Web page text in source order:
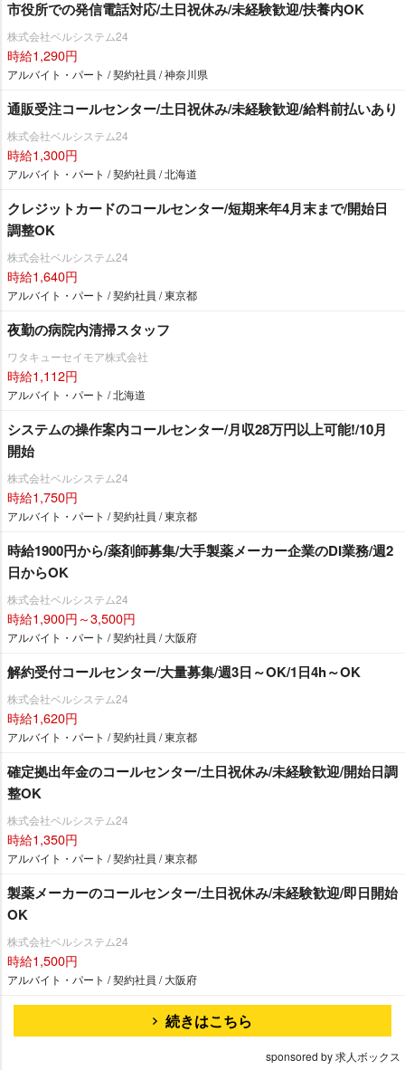
市役所での発信電話対応/土日祝休み/未経験歓迎/扶養内OK
株式会社ベルシステム24
時給1,290円
アルバイト・パート / 契約社員 / 神奈川県
通販受注コールセンター/土日祝休み/未経験歓迎/給料前払いあり
株式会社ベルシステム24
時給1,300円
アルバイト・パート / 契約社員 / 北海道
クレジットカードのコールセンター/短期来年4月末まで/開始日
調整OK
株式会社ベルシステム24
時給1,640円
アルバイト・パート / 契約社員 / 東京都
夜勤の病院内清掃スタッフ
ワタキューセイモア株式会社
時給1,112円
アルバイト・パート / 北海道
システムの操作案内コールセンター/月収28万円以上可能!/10月
開始
株式会社ベルシステム24
時給1,750円
アルバイト・パート / 契約社員 / 東京都
時給1900円から/薬剤師募集/大手製薬メーカー企業のDI業務/週2
日からOK
株式会社ベルシステム24
時給1,900円～3,500円
アルバイト・パート / 契約社員 / 大阪府
解約受付コールセンター/大量募集/週3日～OK/1日4h～OK
株式会社ベルシステム24
時給1,620円
アルバイト・パート / 契約社員 / 東京都
確定拠出年金のコールセンター/土日祝休み/未経験歓迎/開始日調
整OK
株式会社ベルシステム24
時給1,350円
アルバイト・パート / 契約社員 / 東京都
製薬メーカーのコールセンター/土日祝休み/未経験歓迎/即日開始
OK
株式会社ベルシステム24
時給1,500円
アルバイト・パート / 契約社員 / 大阪府
続きはこちら
sponsored by 求人ボックス